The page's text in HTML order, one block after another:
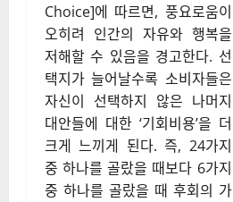
Choice]에 따르면, 풍요로움이
오히려 인간의 자유와 행복을
저해할 수 있음을 경고한다. 선
택지가 늘어날수록 소비자들은
자신이 선택하지 않은 나머지
대안들에 대한 ‘기회비용’을 더
크게 느끼게 된다. 즉, 24가지
중 하나를 골랐을 때보다 6가지
중 하나를 골랐을 때 후회의 가